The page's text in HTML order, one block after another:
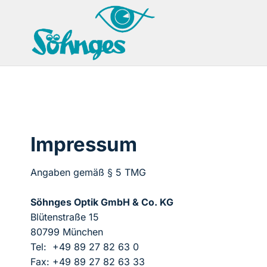
springen
Impressum
Angaben gemäß § 5 TMG
Söhnges Optik GmbH & Co. KG
Blütenstraße 15
80799 München
Tel: +49 89 27 82 63 0
Fax: +49 89 27 82 63 33